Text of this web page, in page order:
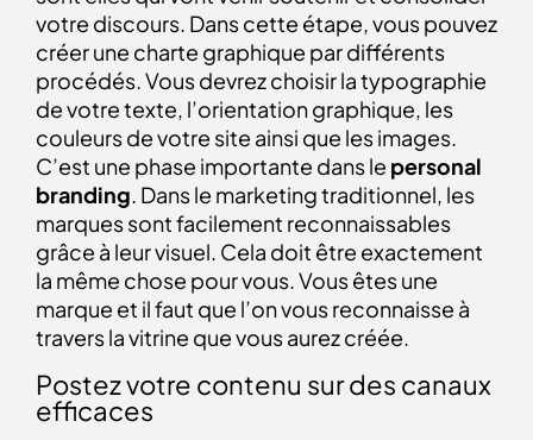
votre discours. Dans cette étape, vous pouvez
créer une charte graphique par différents
procédés. Vous devrez choisir la typographie
de votre texte, l’orientation graphique, les
couleurs de votre site ainsi que les images.
C’est une phase importante dans le personal
branding. Dans le marketing traditionnel, les
marques sont facilement reconnaissables
grâce à leur visuel. Cela doit être exactement
la même chose pour vous. Vous êtes une
marque et il faut que l’on vous reconnaisse à
travers la vitrine que vous aurez créée.
Postez votre contenu sur des canaux
efficaces